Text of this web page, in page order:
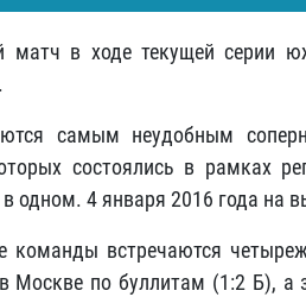
матч в ходе текущей серии
самым неудобным
состоялись в рамках
одном. 4 января 2016 года на
команды встречаются
Москве по буллитам (1:2 Б), а